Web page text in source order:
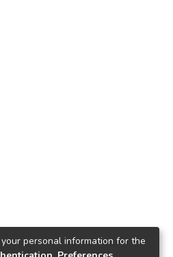
personal information for the